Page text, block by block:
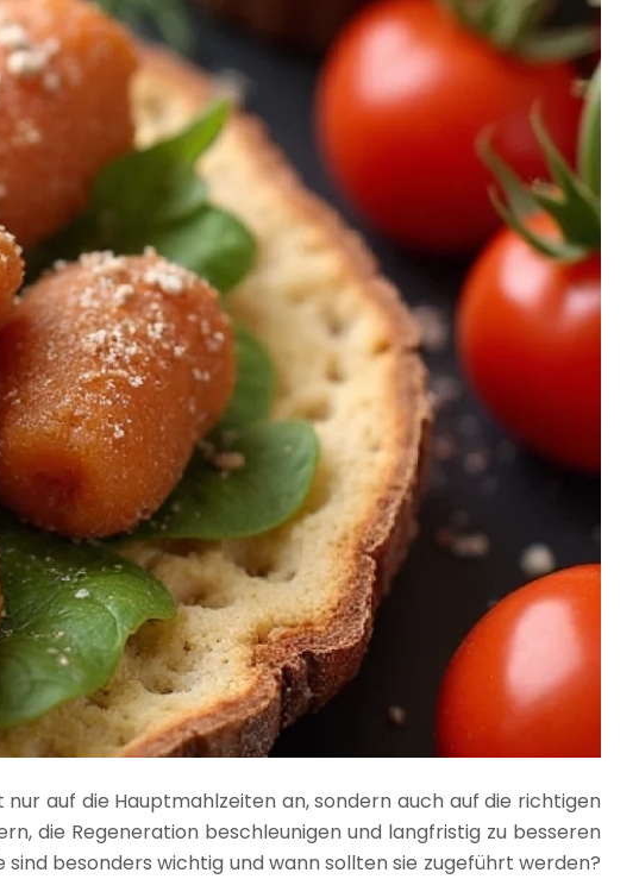
auf die Hauptmahlzeiten an, sondern auch auf die richtigen
die Regeneration beschleunigen und langfristig zu besseren
besonders wichtig und wann sollten sie zugeführt werden?